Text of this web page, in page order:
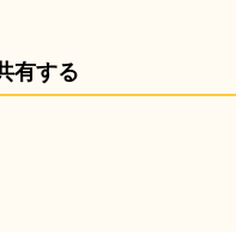
有する